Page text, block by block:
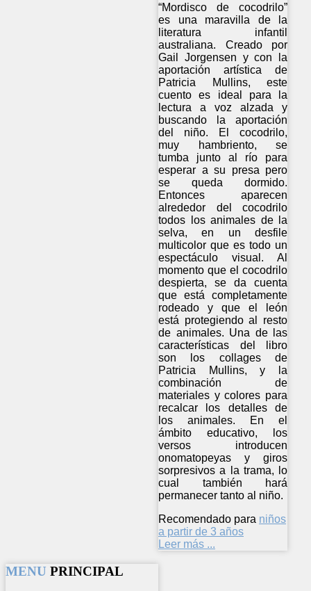
“Mordisco de cocodrilo”
es una maravilla de la
literatura infantil
australiana. Creado por
Gail Jorgensen y con la
aportación artística de
Patricia Mullins, este
cuento es ideal para la
lectura a voz alzada y
buscando la aportación
del niño. El cocodrilo,
muy hambriento, se
tumba junto al río para
esperar a su presa pero
se queda dormido.
Entonces aparecen
alrededor del cocodrilo
todos los animales de la
selva, en un desfile
multicolor que es todo un
espectáculo visual. Al
momento que el cocodrilo
despierta, se da cuenta
que está completamente
rodeado y que el león
está protegiendo al resto
de animales. Una de las
características del libro
son los collages de
Patricia Mullins, y la
combinación de
materiales y colores para
recalcar los detalles de
los animales. En el
ámbito educativo, los
versos introducen
onomatopeyas y giros
sorpresivos a la trama, lo
cual también hará
permanecer tanto al niño.
Recomendado para niños
a partir de 3 años
Leer más ...
MENU PRINCIPAL